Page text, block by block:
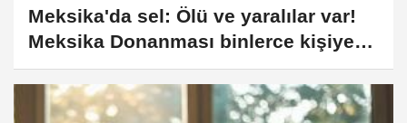
Meksika'da sel: Ölü ve yaralılar var!
Meksika Donanması binlerce kişiye
yardım ulaştırıyor